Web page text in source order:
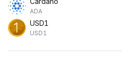
ADA
USD1
USD1